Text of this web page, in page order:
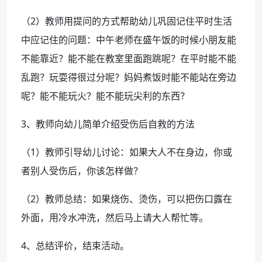
（2）教师用提问的方式帮助幼儿巩固记住平时生活
中应记住的问题：中午老师在盛午饭的时候小朋友能
不能靠近？能不能在教室里面跑跳呢？在平时能不能
乱跑？玩耍得很过分呢？妈妈煮饭时能不能站在旁边
呢？能不能玩火？能不能玩尖利的东西？
3、教师向幼儿简单介绍受伤后自救的方法
（1）教师引导幼儿讨论：如果大人不在身边，你或
者别人受伤后，你该怎样做？
（2）教师总结：如果烧伤、烫伤，可以把伤口露在
外面，用冷水冲洗，然后马上请大人帮忙等。
4、总结评价，结束活动。